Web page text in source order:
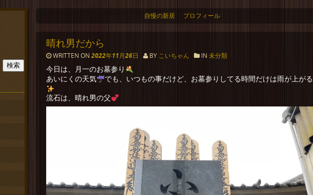
自慢の新居 プロフィール
晴れ男だから
WRITTEN ON2022年11月26日 BY こいちゃん IN未分類
今日は、月一のお墓参り
あいにくの天気
でも、いつもの事だけど、お墓参りしてる時間だけは雨が上がる
流石は、晴れ男の父
検索